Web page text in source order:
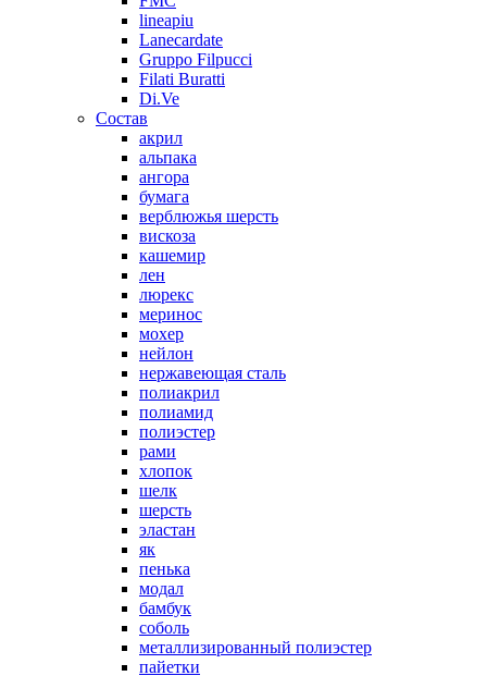
lineapiu
Lanecardate
Gruppo Filpucci
Filati Buratti
Di.Ve
Состав
акрил
альпака
ангора
бумага
верблюжья шерсть
вискоза
кашемир
лен
люрекс
меринос
мохер
нейлон
нержавеющая сталь
полиакрил
полиамид
полиэстер
рами
хлопок
шелк
шерсть
эластан
як
пенька
модал
бамбук
соболь
металлизированный полиэстер
пайетки